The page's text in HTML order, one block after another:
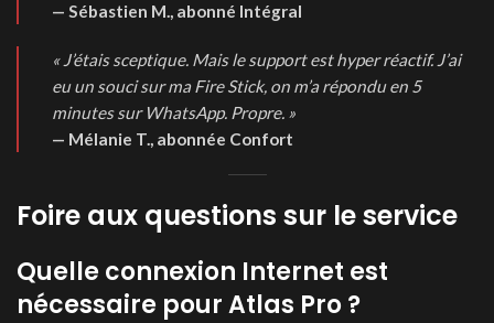
— Sébastien M., abonné Intégral
« J’étais sceptique. Mais le support est hyper réactif. J’ai
eu un souci sur ma Fire Stick, on m’a répondu en 5
minutes sur WhatsApp. Propre. »
— Mélanie T., abonnée Confort
Foire aux questions sur le service
Quelle connexion Internet est
nécessaire pour Atlas Pro ?